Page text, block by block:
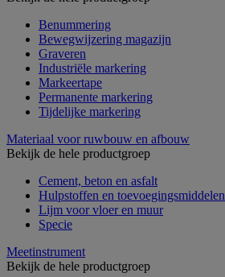
Benummering
Bewegwijzering magazijn
Graveren
Industriële markering
Markeertape
Permanente markering
Tijdelijke markering
Materiaal voor ruwbouw en afbouw
Bekijk de hele productgroep
Cement, beton en asfalt
Hulpstoffen en toevoegingsmiddelen
Lijm voor vloer en muur
Specie
Meetinstrument
Bekijk de hele productgroep